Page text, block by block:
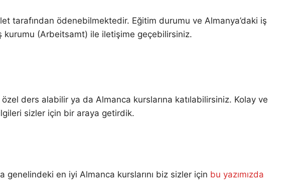
tarafından ödenebilmektedir. Eğitim durumu ve Almanya’daki iş
kurumu (Arbeitsamt) ile iletişime geçebilirsiniz.
ders alabilir ya da Almanca kurslarına katılabilirsiniz. Kolay ve
sizler için bir araya getirdik.
genelindeki en iyi Almanca kurslarını biz sizler için bu yazımızda